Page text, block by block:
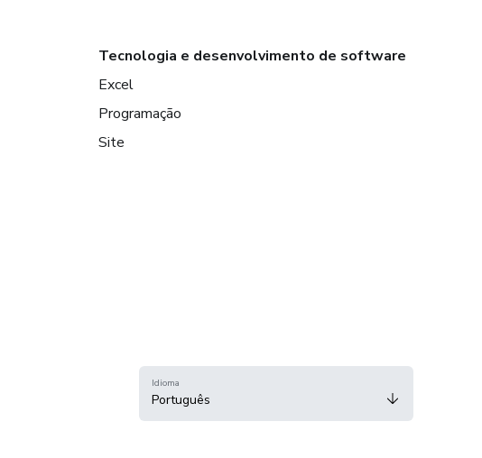
Tecnologia e desenvolvimento de software
Excel
Programação
Site
Idioma
Português